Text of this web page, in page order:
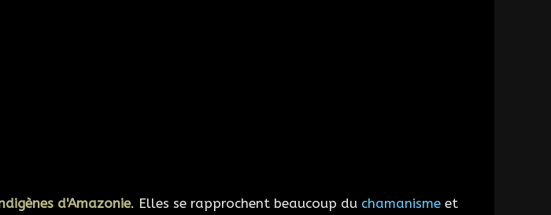
d'Amazonie. Elles se rapprochent beaucoup du chamanisme et